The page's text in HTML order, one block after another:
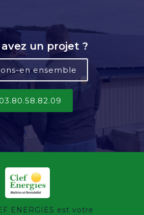
un projet ?
en ensemble
ENERGIES est votre